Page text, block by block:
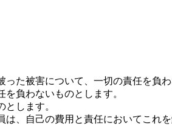
た被害について、一切の責任を負わ
負わないものとします。
します。
、自己の費用と責任においてこれ